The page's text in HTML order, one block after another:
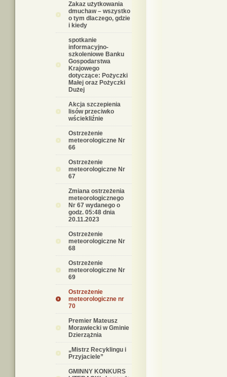
Zakaz użytkowania
dmuchaw – wszystko
o tym dlaczego, gdzie
i kiedy
spotkanie
informacyjno-
szkoleniowe Banku
Gospodarstwa
Krajowego
dotyczące: Pożyczki
Małej oraz Pożyczki
Dużej
Akcja szczepienia
lisów przeciwko
wściekliźnie
Ostrzeżenie
meteorologiczne Nr
66
Ostrzeżenie
meteorologiczne Nr
67
Zmiana ostrzeżenia
meteorologicznego
Nr 67 wydanego o
godz. 05:48 dnia
20.11.2023
Ostrzeżenie
meteorologiczne Nr
68
Ostrzeżenie
meteorologiczne Nr
69
Ostrzeżenie
meteorologiczne nr
70
Premier Mateusz
Morawiecki w Gminie
Dzierzążnia
„Mistrz Recyklingu i
Przyjaciele”
GMINNY KONKURS